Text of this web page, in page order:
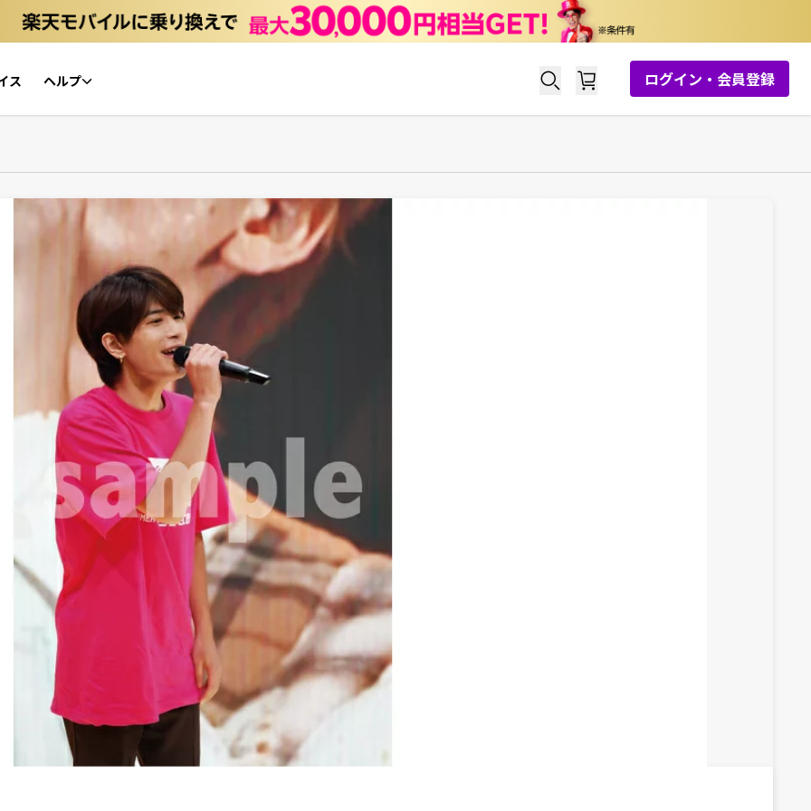
ス ヘルプ
NFTチケット リセールガイド
よくあるご質問
ログイン・会員登録